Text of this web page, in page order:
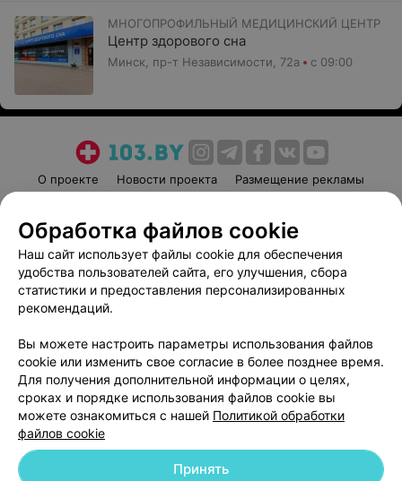
МНОГОПРОФИЛЬНЫЙ МЕДИЦИНСКИЙ ЦЕНТР
Центр здорового сна
Минск, пр-т Независимости, 72а с 09:00
О проекте Новости проекта
Размещение рекламы
Пользовательское соглашение
Способы оплаты
Вакансии
Партнеры
Написать руководителю 103.by
Обработка персональных данных
© 2026 ООО «Артокс Лаб», УНП 191700409 | 220012, Республика Беларусь,
Обработка файлов cookie
Наш сайт использует файлы cookie для обеспечения
удобства пользователей сайта, его улучшения, сбора
статистики и предоставления персонализированных
рекомендаций.
Вы можете настроить параметры использования файлов
cookie или изменить свое согласие в более позднее время.
Для получения дополнительной информации о целях,
сроках и порядке использования файлов cookie вы
можете ознакомиться с нашей Политикой обработки
файлов cookie
Принять